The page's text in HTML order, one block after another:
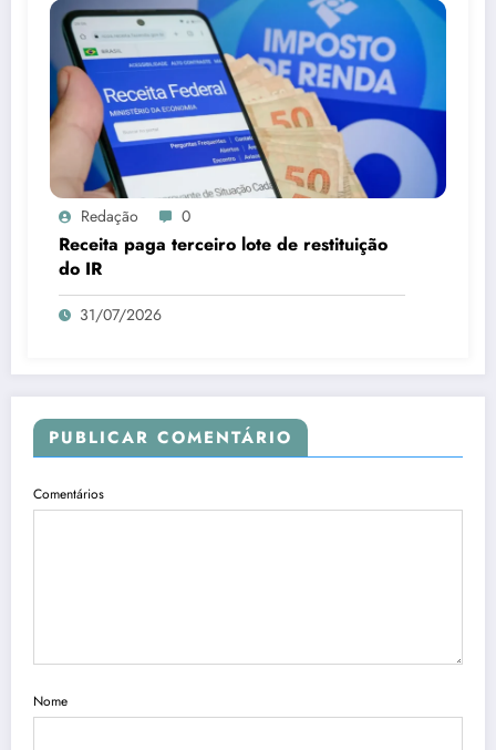
Redação 0
Receita paga terceiro lote de restituição
do IR
31/07/2026
PUBLICAR COMENTÁRIO
Comentários
Nome